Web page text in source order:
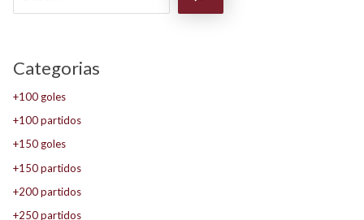
Categorias
+100 goles
+100 partidos
+150 goles
+150 partidos
+200 partidos
+250 partidos